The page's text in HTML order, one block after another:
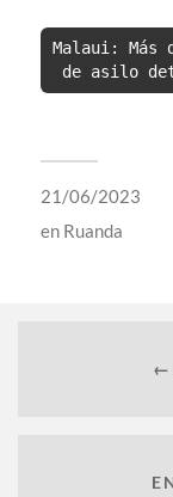
Malaui: Más
de asilo
21/06/2023
en Ruanda
←